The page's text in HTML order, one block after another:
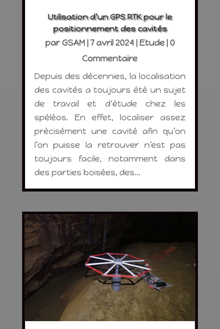
Utilisation d’un GPS RTK pour le
positionnement des cavités
parGSAM| 7 avril 2024| Etude| 0
Commentaire
Depuis des décennies, la localisation
des cavités a toujours été un sujet
de travail et d'étude chez les
spéléos. En effet, localiser assez
précisément une cavité afin qu’on
l’on puisse la retrouver n’est pas
toujours facile, notamment dans
des parties boisées, des...